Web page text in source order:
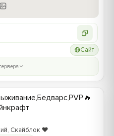
Сайт
Скайблок ❤️